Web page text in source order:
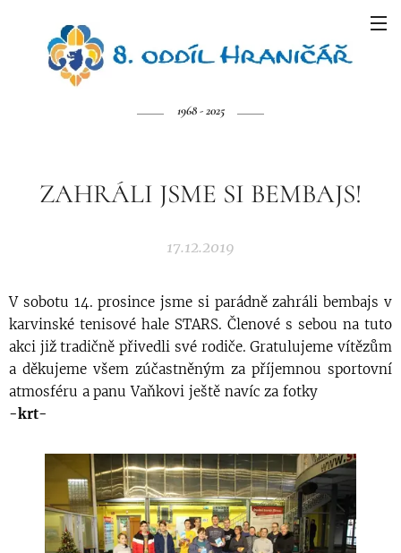
1968 - 2025
ZAHRÁLI JSME SI BEMBAJS!
17.12.2019
V sobotu 14. prosince jsme si parádně zahráli bembajs v
karvinské tenisové hale STARS. Členové s sebou na tuto
akci již tradičně přivedli své rodiče. Gratulujeme vítězům
a děkujeme všem zúčastněným za příjemnou sportovní
atmosféru a panu Vaňkovi ještě navíc za fotky 🏸🏆⚜️👍
-krt-